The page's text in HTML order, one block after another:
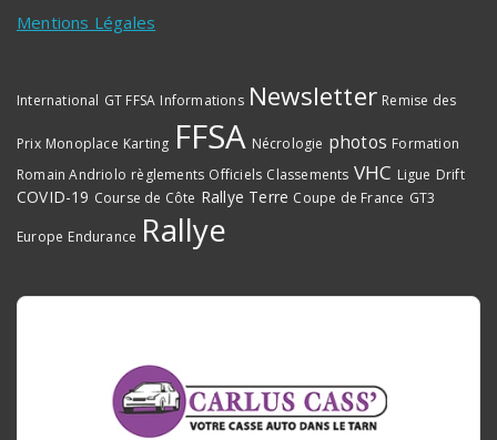
Mentions Légales
International GT FFSA Informations Newsletter Remise des
Prix Monoplace Karting FFSA Nécrologie photos Formation
Romain Andriolo règlements Officiels Classements VHC Ligue Drift
COVID-19 Course de Côte Rallye Terre Coupe de France GT3
Europe Endurance Rallye